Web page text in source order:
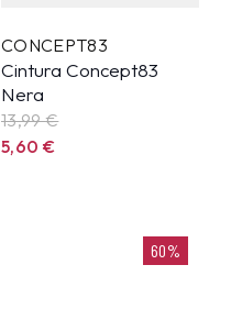
CONCEPT83
Cintura Concept83
Nera
13,99€
5,60 €
60%